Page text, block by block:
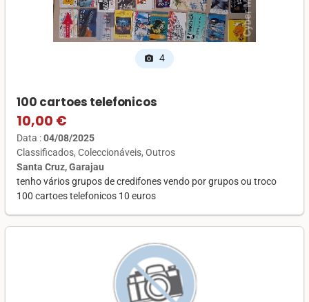
photo_camera 4
100 cartoes telefonicos
10,00 €
Data :04/08/2025
Classificados Coleccionáveis Outros
Santa Cruz, Garajau
tenho vários grupos de credifones vendo por grupos ou troco
100 cartoes telefonicos 10 euros